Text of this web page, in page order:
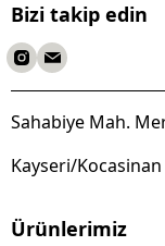
Bizi takip edin
Sahabiye Mah.
Kayseri/Kocasinan
Ürünlerimiz